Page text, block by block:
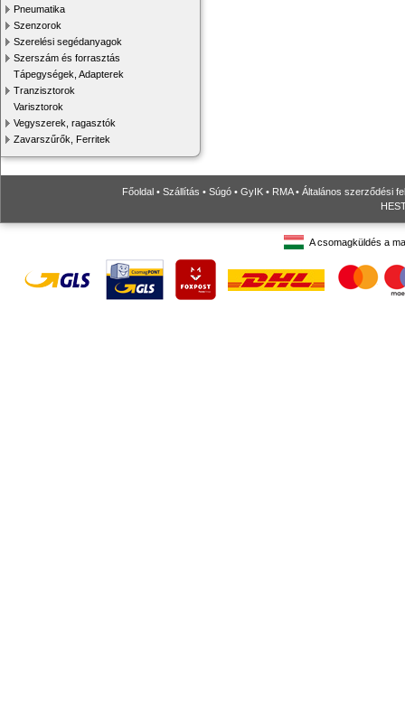
Pneumatika
Szenzorok
Szerelési segédanyagok
Szerszám és forrasztás
Tápegységek, Adapterek
Tranzisztorok
Varisztorok
Vegyszerek, ragasztók
Zavarszűrők, Ferritek
Főoldal • Szállítás • Súgó • GyIK • RMA• Általános szerződési
A csomagküldés a